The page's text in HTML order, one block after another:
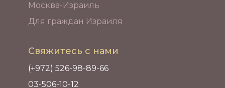
Москва-Израиль
Для граждан Израиля
Свяжитесь с нами
(+972) 526-98-89-66
03-506-10-12